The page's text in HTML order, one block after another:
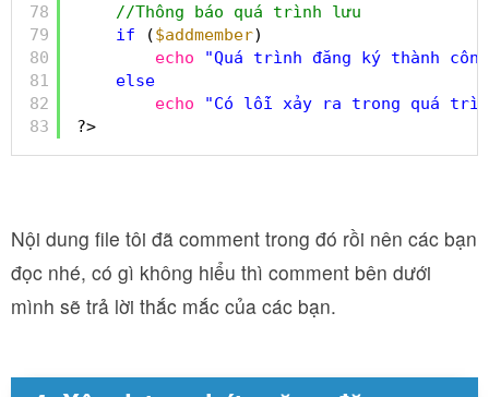
78
79
80
81
82
83
//Thông báo quá trình lưu
if
($addmember)
echo
"Quá trình đăng ký thành
else
echo
"Có lỗi xảy ra trong quá
?>
Nội dung file tôi đã comment trong đó rồi nên các bạn
đọc nhé, có gì không hiểu thì comment bên dưới
mình sẽ trả lời thắc mắc của các bạn.